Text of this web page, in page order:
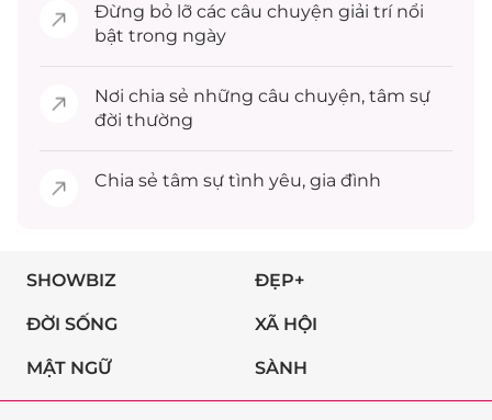
Đừng bỏ lỡ các câu chuyện giải trínổi
bật trong ngày
Nơi chia sẻ những câu chuyện, tâm sự
đời thường
Chia sẻ tâm sự tình yêu, gia đình
SHOWBIZ ĐẸP+
ĐỜI SỐNG XÃ HỘI
MẬT NGỮ SÀNH